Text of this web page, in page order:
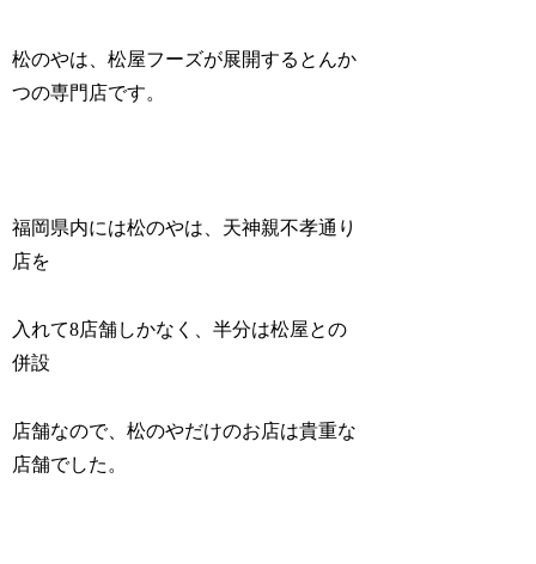
松のやは、松屋フーズが展開するとんか
つの専門店です。
福岡県内には松のやは、天神親不孝通り
店を
入れて8店舗しかなく、半分は松屋との
併設
店舗なので、松のやだけのお店は貴重な
店舗でした。